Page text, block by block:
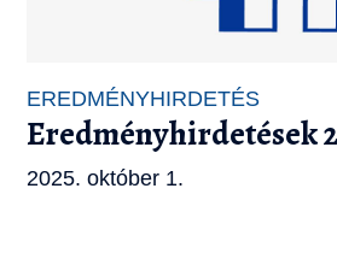
EREDMÉNYHIRDETÉS
Eredményhirdetések
2025. október 1.